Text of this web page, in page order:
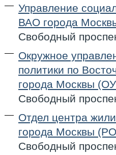
Управление
ВАО города
Свободный
Окружное
политики по
города Москвы
Свободный
Отдел центра
города Москвы
Свободный